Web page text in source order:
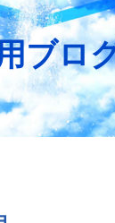
ブロ